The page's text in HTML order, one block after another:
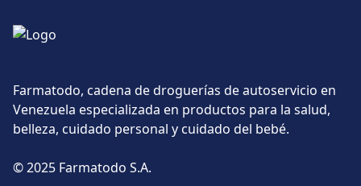
Farmatodo, cadena de droguerías de autoservicio en
Venezuela especializada en productos para la salud,
belleza, cuidado personal y cuidado del bebé.
© 2025 Farmatodo S.A.